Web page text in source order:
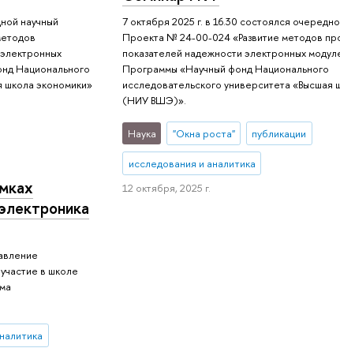
научный
Национального
школа экономики»
7 октября 2025 г. в 16.30 состоялся
Проекта № 24-00-024 «Развитие методов
показателей надежности электронных
Программы «Научный фонд Национального
исследовательского университета «Высшая
(НИУ ВШЭ)».
Наука "Окна роста" публикации
исследования и аналитика
12 октября, 2025 г.
в школе